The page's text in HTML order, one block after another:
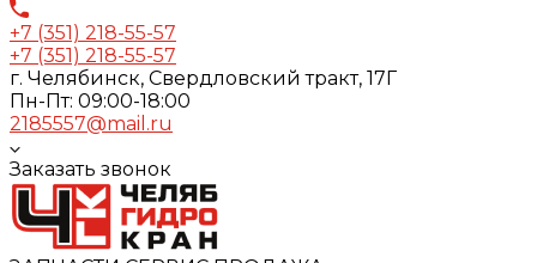
+7 (351) 218-55-57
+7 (351) 218-55-57
г. Челябинск, Свердловский тракт, 17Г
Пн-Пт: 09:00-18:00
2185557@mail.ru
Заказать звонок